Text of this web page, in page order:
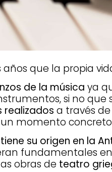
que la propia
de la música ya
si no que
realizados a través
momento
su origen en la
fundamentales
obras de teatro